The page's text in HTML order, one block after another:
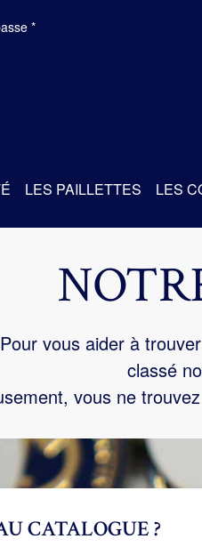
*Obligatoire
LES PAILLETTES LES
Pour vous aider à
classé
vous ne
CATALOGUE ?